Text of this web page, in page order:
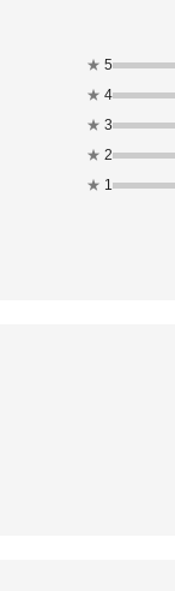
★ 5
★ 4
★ 3
★ 2
★ 1